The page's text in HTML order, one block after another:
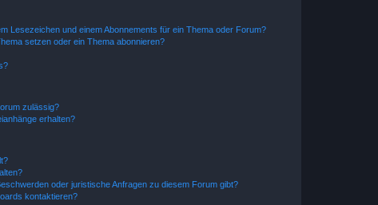
Lesezeichen und einem Abonnements für ein Thema oder Forum?
setzen oder ein Thema abonnieren?
zulässig?
erhalten?
oder juristische Anfragen zu diesem Forum gibt?
kontaktieren?